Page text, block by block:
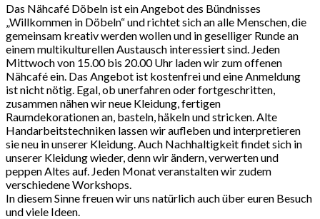
Das Nähcafé Döbeln ist ein Angebot des Bündnisses
„Willkommen in Döbeln“ und richtet sich an alle Menschen, die
gemeinsam kreativ werden wollen und in geselliger Runde an
einem multikulturellen Austausch interessiert sind. Jeden
Mittwoch von 15.00 bis 20.00 Uhr laden wir zum offenen
Nähcafé ein. Das Angebot ist kostenfrei und eine Anmeldung
ist nicht nötig. Egal, ob unerfahren oder fortgeschritten,
zusammen nähen wir neue Kleidung, fertigen
Raumdekorationen an, basteln, häkeln und stricken. Alte
Handarbeitstechniken lassen wir aufleben und interpretieren
sie neu in unserer Kleidung. Auch Nachhaltigkeit findet sich in
unserer Kleidung wieder, denn wir ändern, verwerten und
peppen Altes auf. Jeden Monat veranstalten wir zudem
verschiedene Workshops.
In diesem Sinne freuen wir uns natürlich auch über euren Besuch
und viele Ideen.